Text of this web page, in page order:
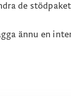
de stödpaket
ännu en